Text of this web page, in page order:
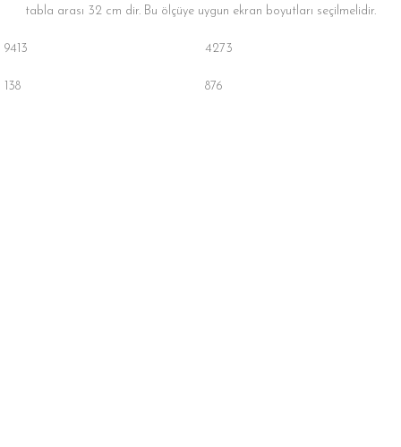
tabla arası 32 cm dir. Bu ölçüye uygun ekran boyutları seçilmelidir.
9413
138
4273
876